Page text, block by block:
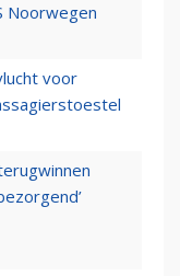
Noorwegen
voor